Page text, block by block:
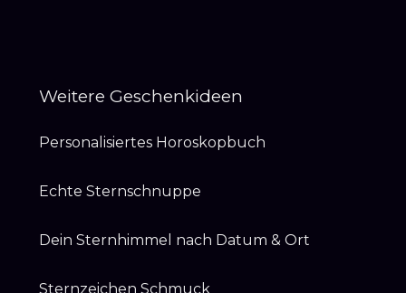
Weitere Geschenkideen
Personalisiertes Horoskopbuch
Echte Sternschnuppe
Dein Sternhimmel nach Datum & Ort
Sternzeichen Schmuck